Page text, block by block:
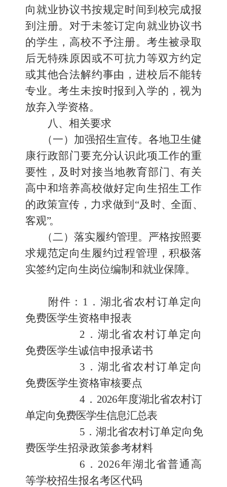
向就业协议书按规定时间到校完成报
到注册。对于未签订定向就业协议书
的学生，高校不予注册。考生被录取
后无特殊原因或不可抗力等双方约定
或其他合法解约事由，进校后不能转
专业。考生未按时报到入学的，视为
放弃入学资格。
八、 相关要求
（一）加强招生宣传。 各地卫生健
康行政部门要充分认识此项工作的重
要性，及时对接当地教育部门 、 有关
高中和培养高校做好定向生招生工作
的政策宣传，力求做到 “及时、 全面、
客观”。
（二）落实履约管理。 严格按照要
求规范定向生履约过程管理 ，积极落
实签约定向生岗位编制和就业保障。
附件： 1 ．湖北省农村订单定向
免费医学生资格申报表
2 ．湖北省农村订单定向
免费医学生诚信申报承诺书
3 ．湖北省农村订单定向
免费医学生资格审核要点
4 ． 2026年度湖北省农村订
单定向免费医学生信息汇总表
5 ．湖北省农村订单定向免
费医学生招录政策参考材料
6 ． 2026年湖北省普通高
等学校招生报名考区代码